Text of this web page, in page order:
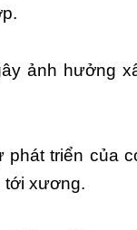
ảnh hưởng
triển của
tới xương.